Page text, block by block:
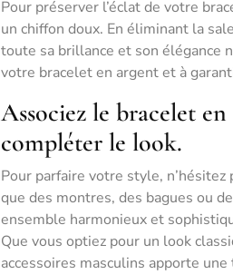
Pour préserver l’éclat de votre
un chiffon doux. En éliminant la
toute sa brillance et son élégance
votre bracelet en argent et à
Associez le bracelet en
compléter le look.
Pour parfaire votre style, n’hésitez
que des montres, des bagues ou
ensemble harmonieux et
Que vous optiez pour un look
accessoires masculins apporte